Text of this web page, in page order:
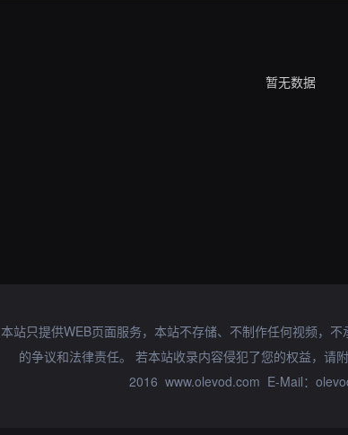
暂无数据
本站只提供WEB页面服务，本站不存储、不制作任何视频，
的争议和法律责任。 若本站收录内容侵犯了您的权益，请
2016 www.olevod.com E-Mail：